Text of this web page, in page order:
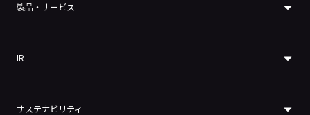
製品・サービス
IR
サステナビリティ